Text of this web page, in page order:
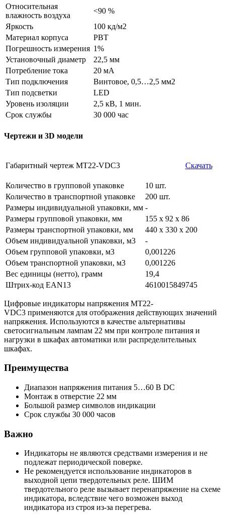
Относительная
влажность воздуха
<90 %
Яркость
100 кд/м2
Материал корпуса
PBT
Погрешность измерения 1%
Установочный диаметр
22,5 мм
Потребление тока
20 мА
Тип подключения
Винтовое, 0,5…2,5 мм2
Тип подсветки
LED
Уровень изоляции
2,5 кВ, 1 мин.
Срок службы
30 000 час
Чертежи и 3D модели
Габаритный чертеж MT22-VDC3 Скачать
Количество в групповой упаковке
10 шт.
Количество в транспортной упаковке
200 шт.
Размеры индивидуальной упаковки, мм -
Размеры групповой упаковки, мм
155 х 92 х 86
Размеры транспортной упаковки, мм
440 х 330 х 200
Объем индивидуальной упаковки, м3
-
Объем групповой упаковки, м3
0,001226
Объем транспортной упаковки, м3
0,001226
Вес единицы (нетто), грамм
19,4
Штрих-код EAN13
4610015849745
Цифровые индикаторы напряжения MT22-
VDC3 применяются для отображения действующих значений
напряжения. Используются в качестве альтернативы
светосигнальным лампам 22 мм при контроле питания и
нагрузки в шкафах автоматики или распределительных
шкафах.
Преимущества
Диапазон напряжения питания 5…60 В DC
Монтаж в отверстие 22 мм
Большой размер символов индикации
Срок службы 30 000 часов
Важно
Индикаторы не являются средствами измерения и не
подлежат периодической поверке.
Не рекомендуется использование индикаторов в
выходной цепи твердотельных реле. ШИМ
твердотельного реле вызывает перенапряжение на схеме
индикатора, вследствие чего возможен выход
индикатора из строя из-за перегрева.